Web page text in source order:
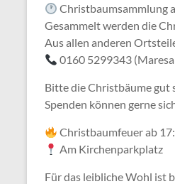
Christbaumsammlung
Gesammelt werden die
Aus allen anderen
0160 5299343
Bitte die Christbäume gut
Spenden können gerne
Christbaumfeuer ab
Am Kirchenparkplatz
Für das leibliche Wohl ist